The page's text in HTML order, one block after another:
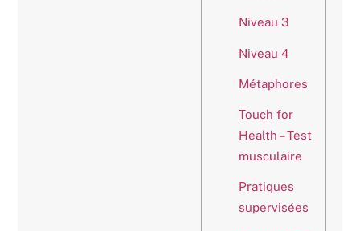
Niveau 3
Niveau 4
Métaphores
Touch for
Health – Test
musculaire
Pratiques
supervisées